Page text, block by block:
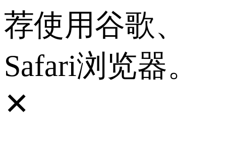
荐使用谷歌、
Safari浏览器。
✕